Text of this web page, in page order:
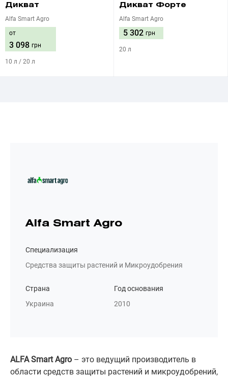
Дикват
Alfa Smart Agro
от
3 098 грн
10 л / 20 л
Дикват Форте
Alfa Smart Agro
5 302 грн
20 л
Alfa Smart Agro
Специализация
Средства защиты растений и Микроудобрения
Страна
Украина
Год основания
2010
ALFA Smart Agro – это ведущий производитель в
области средств защиты растений и микроудобрений,